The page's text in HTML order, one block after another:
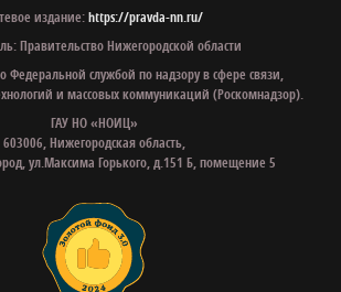
издание:https://pravda-nn.ru/
Правительство Нижегородской области
Федеральной службой по надзору в сфере связи,
и массовых коммуникаций (Роскомнадзор).
ГАУ НО «НОИЦ»
603006, Нижегородская область,
ул.Максима Горького, д.151 Б, помещение 5